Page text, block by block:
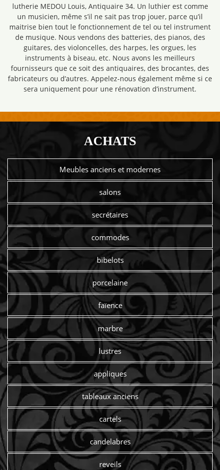
lutherie MEDOU Louis, Antiquaire 34. Un luthier est comme
un musicien, même s’il ne sait pas trop jouer, parce qu’il
maitrise bien tout le fonctionnement de tel ou tel instrument
de musique. Nous vendons des batteries, des pianos, des
guitares, des violoncelles, des harpes, les orgues, les
instruments à biseau, etc. Nous avons les meilleurs
fournisseurs que ce soit des antiquaires, des brocantes, des
fabricateurs ou d’autres. Appelez-nous également même si ce
sera uniquement pour une rénovation d’instrument.
ACHATS
Meubles anciens et modernes
salons
secrétaires
commodes
bibelots
porcelaine
faïence
marbre
lustres
appliques
tableaux anciens
cartels
candelabres
reveils